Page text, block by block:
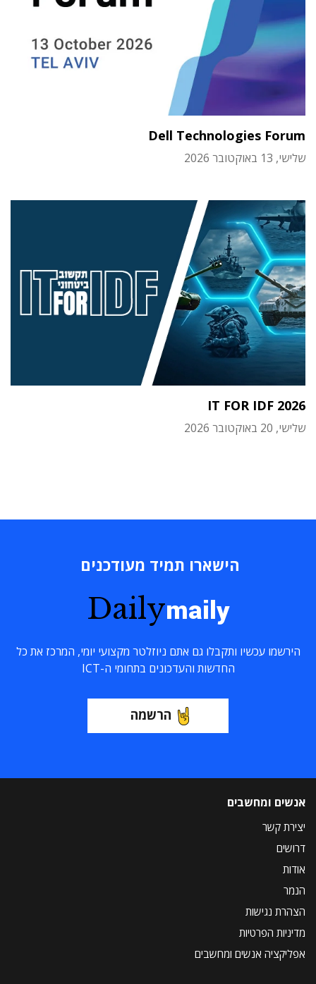
Dell Technologies Forum
שלישי, 13 באוקטובר 2026
IT FOR IDF 2026
שלישי, 20 באוקטובר 2026
הישארו תמיד מעודכנים
Dailymaily
הירשמו עכשיו ותקבלו גם אתם ניוזלטר מקצועי יומי, המרכז את כל
החדשות והעדכונים בתחומי ה-ICT
הרשמה
אנשים ומחשבים
יצירת קשר
דרושים
אודות
הנמר
הצהרת נגישות
מדיניות הפרטיות
אפליקציה אנשים ומחשבים